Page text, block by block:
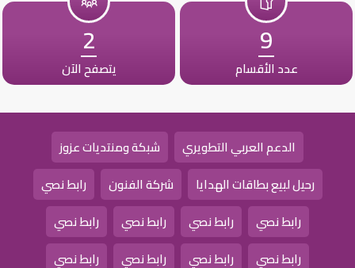
9
عدد الأقسام
2
يتصفح الآن
الدعم العربي التطويري
شبكة ومنتديات عزوز
رحيل لبيع بطاقات الهدايا
شركة الفنون
رابط نصي
رابط نصي
رابط نصي رابط نصي
رابط نصي
رابط نصي
رابط نصي رابط نصي رابط نصي